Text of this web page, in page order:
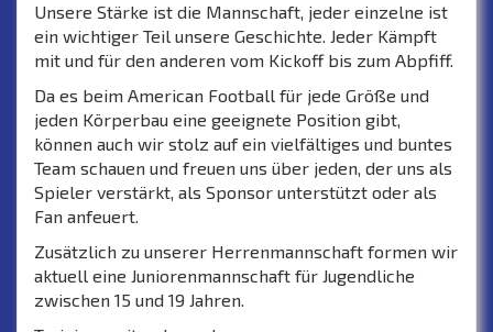
Unsere Stärke ist die Mannschaft, jeder einzelne ist
ein wichtiger Teil unsere Geschichte. Jeder Kämpft
mit und für den anderen vom Kickoff bis zum Abpfiff.
Da es beim American Football für jede Größe und
jeden Körperbau eine geeignete Position gibt,
können auch wir stolz auf ein vielfältiges und buntes
Team schauen und freuen uns über jeden, der uns als
Spieler verstärkt, als Sponsor unterstützt oder als
Fan anfeuert.
Zusätzlich zu unserer Herrenmannschaft formen wir
aktuell eine Juniorenmannschaft für Jugendliche
zwischen 15 und 19 Jahren.